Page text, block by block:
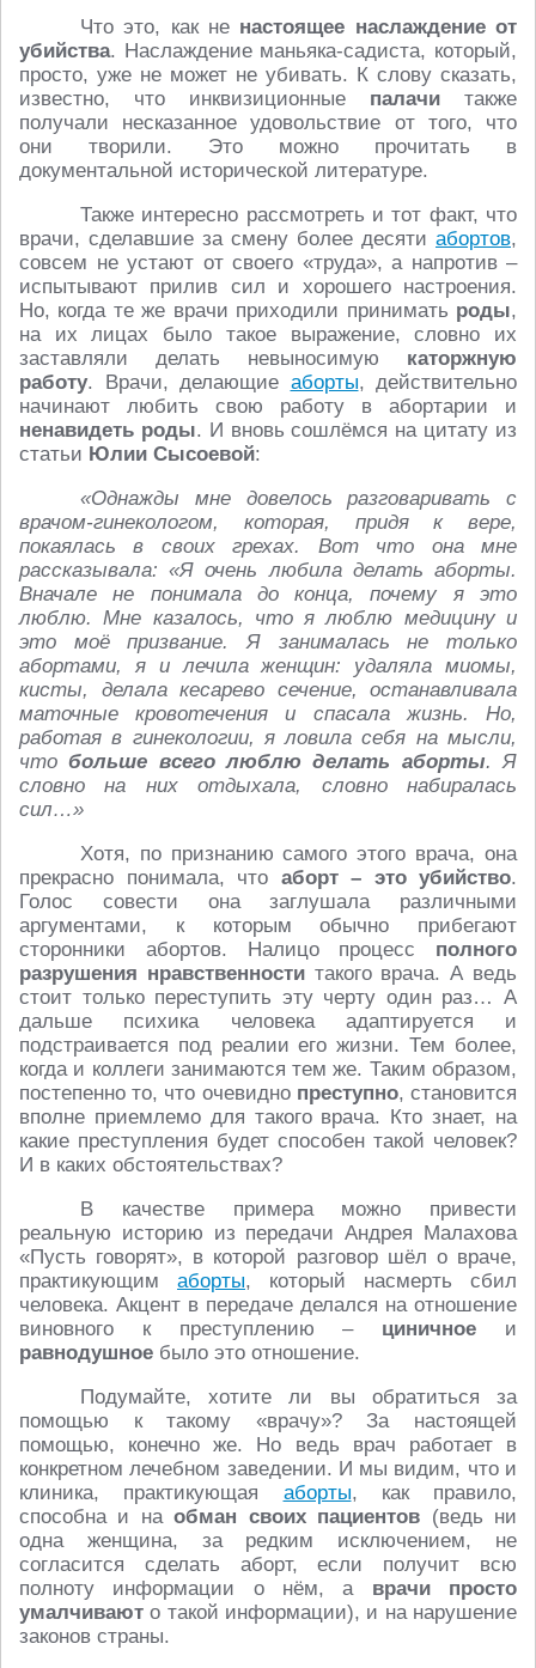
Что это, как не настоящее наслаждение от
убийства. Наслаждение маньяка-садиста, который,
просто, уже не может не убивать. К слову сказать,
известно, что инквизиционные палачи также
получали несказанное удовольствие от того, что
они творили. Это можно прочитать в
документальной исторической литературе.
Также интересно рассмотреть и тот факт, что
врачи, сделавшие за смену более десяти абортов,
совсем не устают от своего «труда», а напротив –
испытывают прилив сил и хорошего настроения.
Но, когда те же врачи приходили принимать роды,
на их лицах было такое выражение, словно их
заставляли делать невыносимую каторжную
работу. Врачи, делающие аборты, действительно
начинают любить свою работу в абортарии и
ненавидеть роды. И вновь сошлёмся на цитату из
статьи Юлии Сысоевой:
«Однажды мне довелось разговаривать с
врачом-гинекологом, которая, придя к вере,
покаялась в своих грехах. Вот что она мне
рассказывала: «Я очень любила делать аборты.
Вначале не понимала до конца, почему я это
люблю. Мне казалось, что я люблю медицину и
это моё призвание. Я занималась не только
абортами, я и лечила женщин: удаляла миомы,
кисты, делала кесарево сечение, останавливала
маточные кровотечения и спасала жизнь. Но,
работая в гинекологии, я ловила себя на мысли,
чтобольше всего люблю делать аборты. Я
словно на них отдыхала, словно набиралась
сил…»
Хотя, по признанию самого этого врача, она
прекрасно понимала, что аборт – это убийство.
Голос совести она заглушала различными
аргументами, к которым обычно прибегают
сторонники абортов. Налицо процесс полного
разрушения нравственноститакого врача. А ведь
стоит только переступить эту черту один раз… А
дальше психика человека адаптируется и
подстраивается под реалии его жизни. Тем более,
когда и коллеги занимаются тем же. Таким образом,
постепенно то, что очевидно преступно, становится
вполне приемлемо для такого врача. Кто знает, на
какие преступления будет способен такой человек?
И в каких обстоятельствах?
В качестве примера можно привести
реальную историю из передачи Андрея Малахова
«Пусть говорят», в которой разговор шёл о враче,
практикующим аборты, который насмерть сбил
человека. Акцент в передаче делался на отношение
виновного к преступлению – циничное и
равнодушное было это отношение.
Подумайте, хотите ли вы обратиться за
помощью к такому «врачу»? За настоящей
помощью, конечно же. Но ведь врач работает в
конкретном лечебном заведении. И мы видим, что и
клиника, практикующая аборты, как правило,
способна и наобман своих пациентов (ведь ни
одна женщина, за редким исключением, не
согласится сделать аборт, если получит всю
полноту информации о нём, а врачи просто
умалчивают о такой информации), и на нарушение
законов страны.